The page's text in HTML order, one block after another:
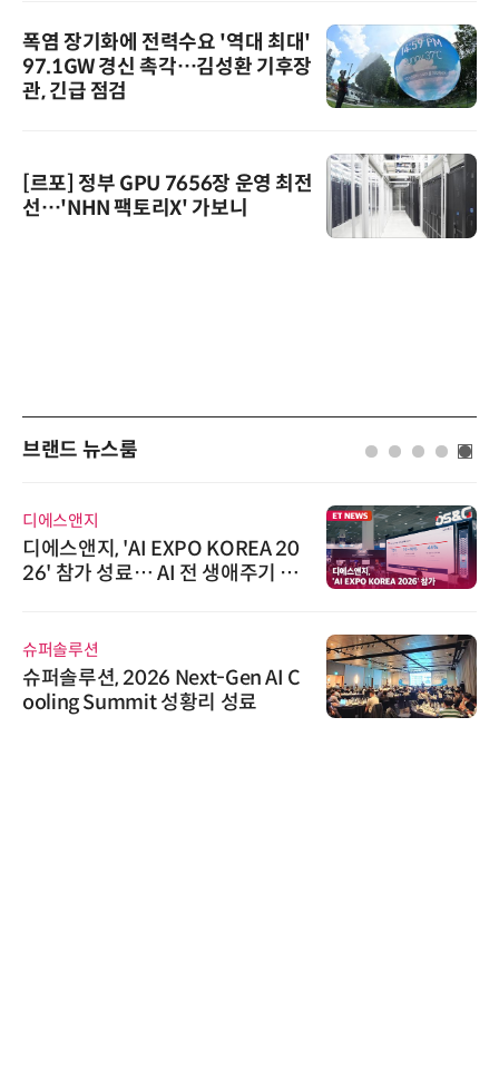
폭염 장기화에 전력수요 '역대 최대'
97.1GW 경신 촉각…김성환 기후장
관, 긴급 점검
[르포] 정부 GPU 7656장 운영 최전
선…'NHN 팩토리X' 가보니
브랜드 뉴스룸
디에스앤지
디에스앤지, 'AI EXPO KOREA 20
26' 참가 성료… AI 전 생애주기 아
슈퍼솔루션
슈퍼솔루션, 2026 Next-Gen AI C
ooling Summit 성황리 성료